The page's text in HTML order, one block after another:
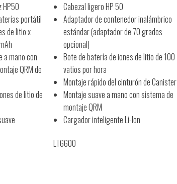
HP50
portátil
de litio x
a mano con
QRM de
de litio de
Cabezal ligero HP 50
Adaptador de contenedor inalámbrico
estándar (adaptador de 70 grados
opcional)
Bote de batería de iones de litio de 100
vatios por hora
Montaje rápido del cinturón de Canister
Montaje suave a mano con sistema de
montaje QRM
Cargador inteligente Li-Ion
LT6600